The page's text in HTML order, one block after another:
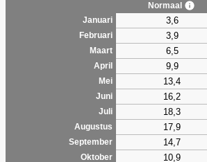
Normaal
Januari
3,6
Februari
3,9
Maart
6,5
April
9,9
Mei
13,4
Juni
16,2
Juli
18,3
Augustus
17,9
September
14,7
Oktober
10,9